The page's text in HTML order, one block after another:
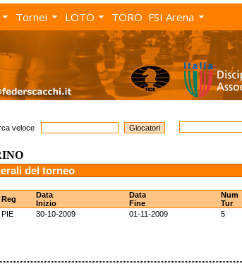
Tornei LOTO TORO FSI Arena
veloce
del torneo
Reg
Data
Inizio
Data
Fine
Num
Tur
PIE 30-10-2009 01-11-2009 5